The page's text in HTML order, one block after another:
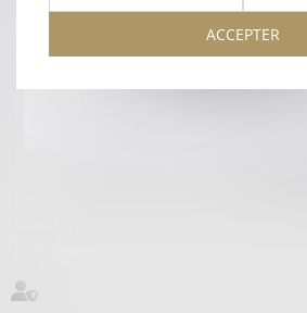
11 Place des Cinq Martyrs du Lycée
ACCEPTER